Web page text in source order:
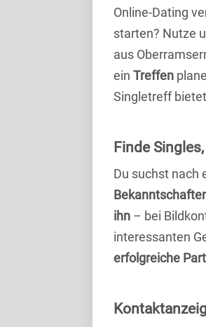
Online-Dating
starten? Nutze
aus
ein Treffen
Singletreff
Finde
Du suchst nach
ihn – bei
interessanten
erfolgreiche